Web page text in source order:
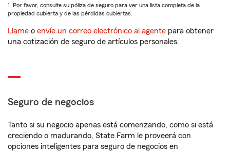
1. Por favor, consulte su póliza de seguro para ver una lista completa de la
propiedad cubierta y de las pérdidas cubiertas.
Llame o envíe un correo electrónico al agente para obtener
una cotización de seguro de artículos personales.
Seguro de negocios
Tanto si su negocio apenas está comenzando, como si está
creciendo o madurando, State Farm le proveerá con
opciones inteligentes para seguro de negocios en